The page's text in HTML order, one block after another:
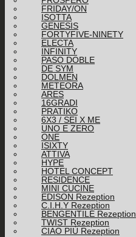
FRIDAY/ON
ISOTTA
GENESIS
FORTYFIVE-NINETY
ELECTA
INFINITY
PASO DOBLE
DE SYM
DOLMEN
METEORA
ARES
16GRADI
PRATIKO
6X3 / SEI X ME
UNO E ZERO
ONE
ISIXTY
ATTIVA
HYPE
HOTEL CONCEPT
RESIDENCE
MINI CUCINE
EDISON Rezeption
C.I.H.Y Rezeption
BENGENTILE Rezeption
TWIST Rezeption
CIAO PIÙ Rezeption